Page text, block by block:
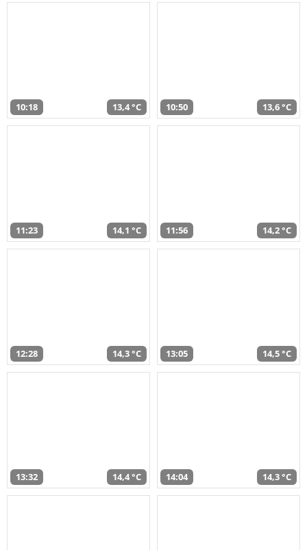
10:18 13,4 °C 10:50 13,6 °C
11:23 14,1 °C 11:56 14,2 °C
12:28 14,3 °C 13:05 14,5 °C
13:32 14,4 °C 14:04 14,3 °C